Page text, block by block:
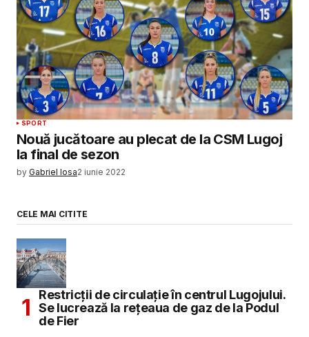
SPORT
Nouă jucătoare au plecat de la CSM Lugoj
la final de sezon
by Gabriel Iosa2 iunie 2022
CELE MAI CITITE
Restricții de circulație în centrul Lugojului.
Se lucrează la rețeaua de gaz de la Podul
de Fier